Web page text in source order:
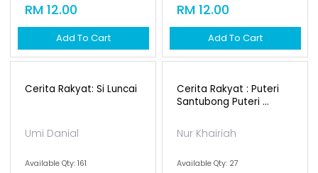
RM 12.00
Add To Cart
RM 12.00
Add To Cart
Cerita Rakyat: Si Luncai
Umi Danial
Available Qty: 161